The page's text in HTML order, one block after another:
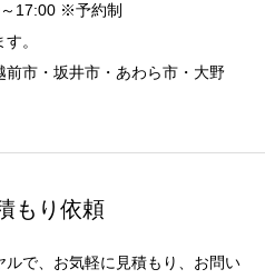
17:00 ※予約制
。
市・坂井市・あわら市・大野
もり依頼
ルで、お気軽に見積もり、お問い